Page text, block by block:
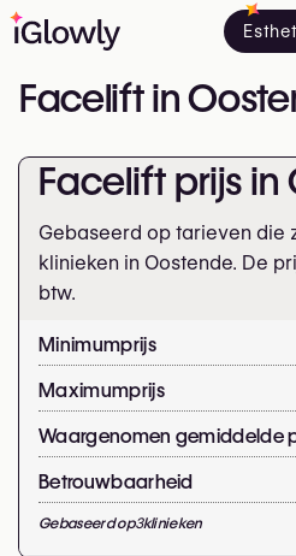
Facelift in
Facelift prijs in
Gebaseerd op tarieven die
klinieken in Oostende. De
btw.
Minimumprijs
Maximumprijs
Waargenomen gemiddelde
Betrouwbaarheid
Gebaseerd op3klinieken